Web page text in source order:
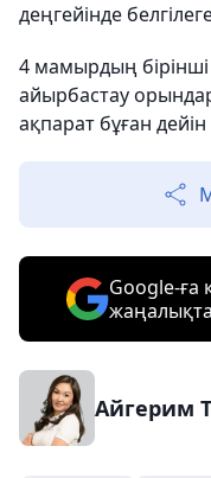
деңгейінде
4 мамырдың
айырбастау
ақпарат бұған
Google-ға
Айгерим